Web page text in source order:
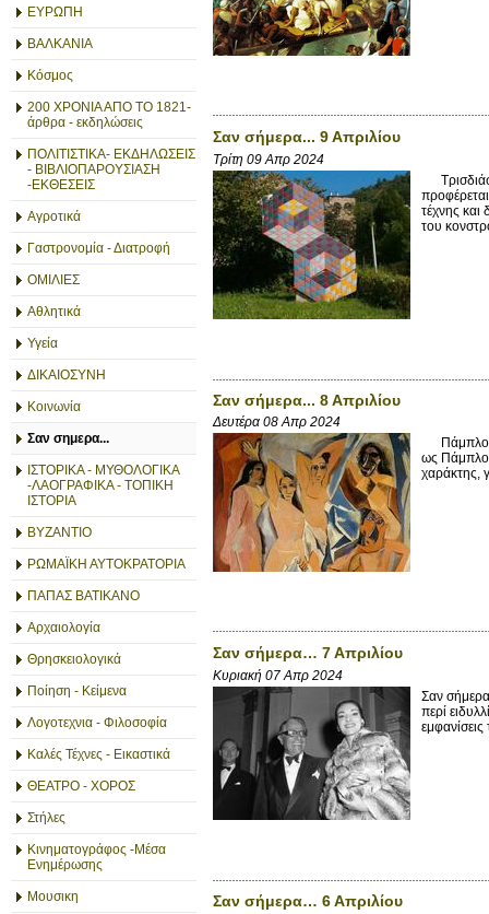
ΕΥΡΩΠΗ
ΒΑΛΚΑΝΙΑ
Κόσμος
200 ΧΡΟΝΙΑ ΑΠΟ ΤΟ 1821-
άρθρα - εκδηλώσεις
ΠΟΛΙΤΙΣΤΙΚΑ- ΕΚΔΗΛΩΣΕΙΣ
- ΒΙΒΛΙΟΠΑΡΟΥΣΙΑΣΗ
-ΕΚΘΕΣΕΙΣ
Αγροτικά
Γαστρονομία - Διατροφή
ΟΜΙΛΙΕΣ
Αθλητικά
Υγεία
ΔΙΚΑΙΟΣΥΝΗ
Κοινωνία
Σαν σημερα...
ΙΣΤΟΡΙΚΑ - ΜΥΘΟΛΟΓΙΚΑ
-ΛΑΟΓΡΑΦΙΚΑ - ΤΟΠΙΚΗ
ΙΣΤΟΡΙΑ
ΒΥΖΑΝΤΙΟ
ΡΩΜΑΪΚΗ ΑΥΤΟΚΡΑΤΟΡΙΑ
ΠΑΠΑΣ ΒΑΤΙΚΑΝΟ
Αρχαιολογία
Θρησκειολογικά
Ποίηση - Κείμενα
Λογοτεχνια - Φιλοσοφία
Καλές Τέχνες - Εικαστικά
ΘΕΑΤΡΟ - ΧΟΡΟΣ
Στήλες
Κινηματογράφος -Μέσα
Ενημέρωσης
Μουσικη
Σαν σήμερα... 9 Απριλίου
Τρίτη 09 Απρ 2024
τέχνης
του
Σαν σήμερα... 8 Απριλίου
Δευτέρα 08 Απρ 2024
Πάμπλο
ως Πάμπλο
χαράκτης,
Σαν σήμερα… 7 Απριλίου
Κυριακή 07 Απρ 2024
Σαν
περί
Σαν σήμερα… 6 Απριλίου